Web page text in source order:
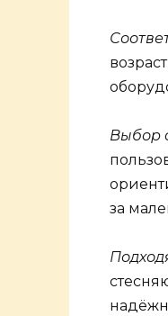
Выбор
за